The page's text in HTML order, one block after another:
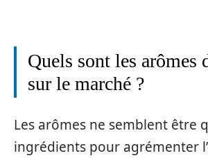
Quels sont les arômes
sur le marché ?
Les arômes ne semblent être
ingrédients pour agrémenter